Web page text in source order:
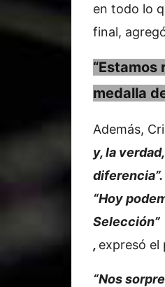
en todo lo
final,
medalla
Además,
y, la
diferencia”.
“Hoy
Selección”
, expresó el
“Nos